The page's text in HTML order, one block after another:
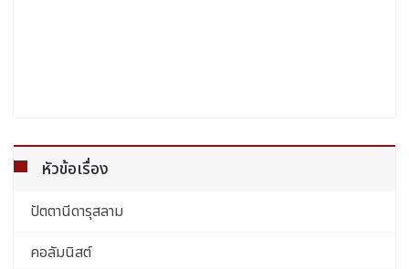
หัวข้อเรื่อง
ปัตตานีดารุสลาม
คอลัมนิสต์